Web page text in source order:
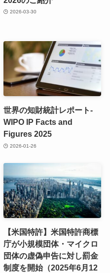
2026-03-30
世界の知財統計レポート-
WIPO IP Facts and
Figures 2025
2026-01-26
【米国特許】米国特許商標
庁が小規模団体・マイクロ
団体の虚偽申告に対し罰金
制度を開始（2025年6月12